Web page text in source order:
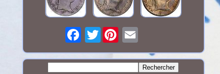
Twitter